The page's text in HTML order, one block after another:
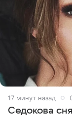
17 минут назад
Седокова